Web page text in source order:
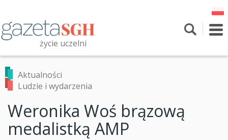
treści
życie uczelni
Przeszukaj witrynę
Aktualności
Ludzie i wydarzenia
Weronika Woś brązową
medalistką AMP